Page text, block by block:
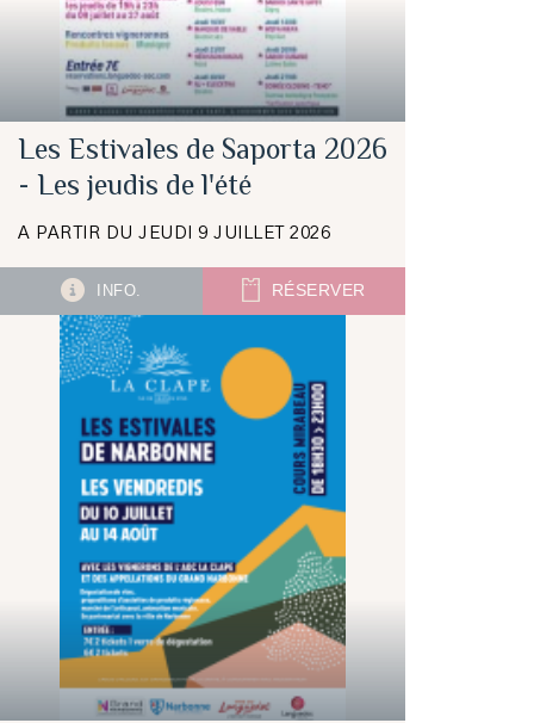
Les Estivales de Saporta 2026
- Les jeudis de l'été
A PARTIR DU JEUDI 9 JUILLET 2026
INFO. RÉSERVER